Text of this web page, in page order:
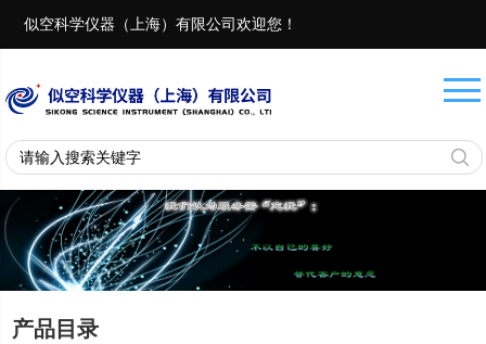
似空科学仪器（上海）有限公司欢迎您！
产品目录